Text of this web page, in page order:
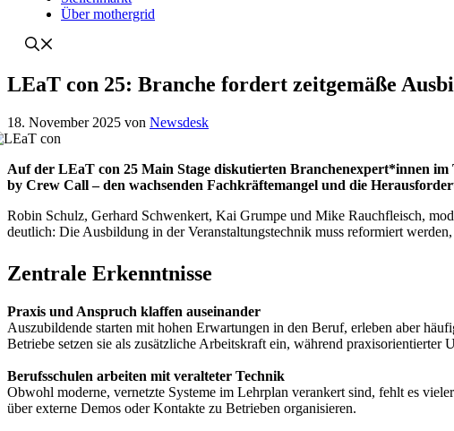
Über mothergrid
LEaT con 25: Branche fordert zeitgemäße
18. November 2025 von Newsdesk
Auf der LEaT con 25 Main Stage diskutierten Branchenexpert*innen
by Crew Call – den wachsenden Fachkräftemangel und die
Robin Schulz, Gerhard Schwenkert, Kai Grumpe und Mike Rauchfleisch,
deutlich: Die Ausbildung in der Veranstaltungstechnik muss reformiert
Zentrale Erkenntnisse
Praxis und Anspruch klaffen auseinander
Auszubildende starten mit hohen Erwartungen in den Beruf, erleben aber
Betriebe setzen sie als zusätzliche Arbeitskraft ein, während praxisorientierter
Berufsschulen arbeiten mit veralteter Technik
Obwohl moderne, vernetzte Systeme im Lehrplan verankert sind, fehlt es
über externe Demos oder Kontakte zu Betrieben organisieren.